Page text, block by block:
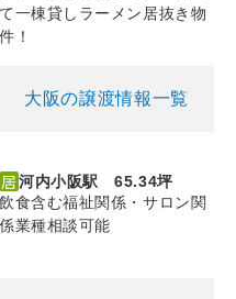
て一棟貸しラーメン居抜き物
件！
大阪の譲渡情報一覧
河内小阪駅 65.34坪
飲食含む福祉関係・サロン関
係業種相談可能